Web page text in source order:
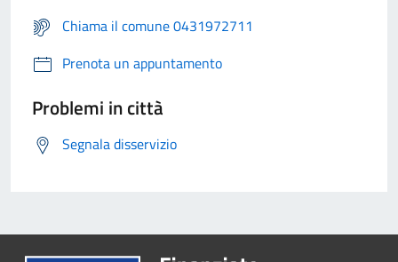
Chiama il comune 0431972711
Prenota un appuntamento
Problemi in città
Segnala disservizio